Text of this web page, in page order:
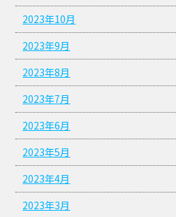
2023年10月
2023年9月
2023年8月
2023年7月
2023年6月
2023年5月
2023年4月
2023年3月